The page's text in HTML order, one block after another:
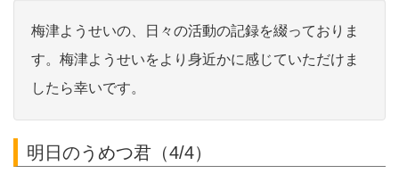
梅津ようせいの、日々の活動の記録を綴っておりま
す。梅津ようせいをより身近かに感じていただけま
したら幸いです。
明日のうめつ君（4/4）